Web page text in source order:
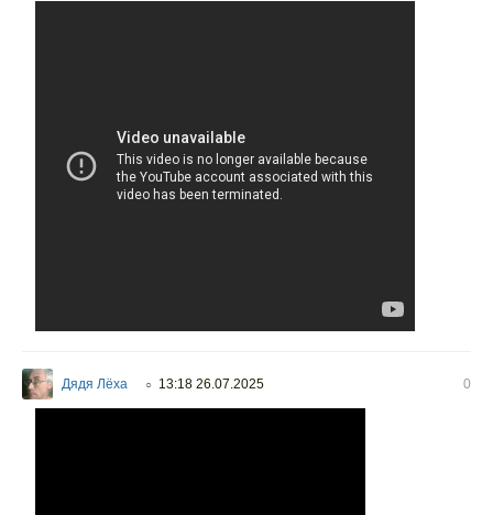
Дядя Лёха ○ 13:18 26.07.2025 0